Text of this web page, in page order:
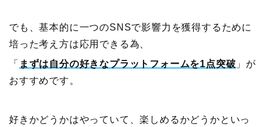
でも、基本的に一つのSNSで影響力を獲得するために
培った考え方は応用できる為、
「 まずは自分の好きなプラットフォームを1点突破 」が
おすすめです。
好きかどうかはやっていて、楽しめるかどうかといっ